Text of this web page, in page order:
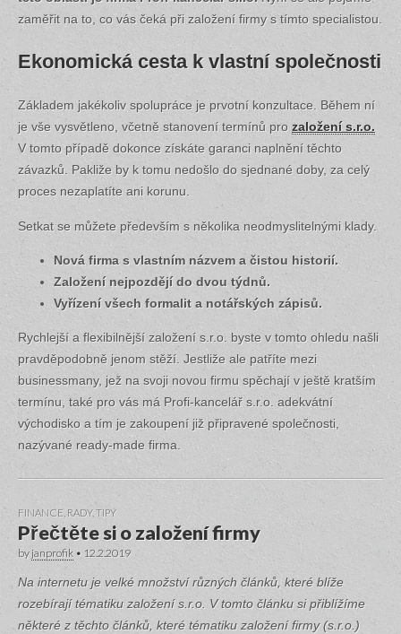
zaměřit na to, co vás čeká při založení firmy s tímto specialistou.
Ekonomická cesta k vlastní společnosti
Základem jakékoliv spolupráce je prvotní konzultace. Během ní
je vše vysvětleno, včetně stanovení termínů pro založení s.r.o.
V tomto případě dokonce získáte garanci naplnění těchto
závazků. Pakliže by k tomu nedošlo do sjednané doby, za celý
proces nezaplatíte ani korunu.
Setkat se můžete především s několika neodmyslitelnými klady.
Nová firma s vlastním názvem a čistou historií.
Založení nejpozdějí do dvou týdnů.
Vyřízení všech formalit a notářských zápisů.
Rychlejší a flexibilnější založení s.r.o. byste v tomto ohledu našli
pravděpodobně jenom stěží. Jestliže ale patříte mezi
businessmany, jež na svoji novou firmu spěchají v ještě kratším
termínu, také pro vás má Profi-kancelář s.r.o. adekvátní
východisko a tím je zakoupení již připravené společnosti,
nazývané ready-made firma.
FINANCE RADY, TIPY
Přečtěte si o založení firmy
by janprofik • 12.2.2019
Na internetu je velké množství různých článků, které blíže
rozebírají tématiku založení s.r.o. V tomto článku si přiblížíme
některé z těchto článků, které tématiku založení firmy (s.r.o.)